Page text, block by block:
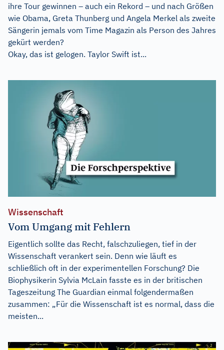
ihre Tour gewinnen – auch ein Rekord – und nach Größen
wie Obama, Greta Thunberg und Angela Merkel als zweite
Sängerin jemals vom Time Magazin als Person des Jahres
gekürt werden?
Okay, das ist gelogen. Taylor Swift ist...
Wissenschaft
Vom Umgang mit Fehlern
Eigentlich sollte das Recht, falschzuliegen, tief in der
Wissenschaft verankert sein. Denn wie läuft es
schließlich oft in der experimentellen Forschung? Die
Biophysikerin Sylvia McLain fasste es in der britischen
Tageszeitung The Guardian einmal folgendermaßen
zusammen: „Für die Wissenschaft ist es normal, dass die
meisten...